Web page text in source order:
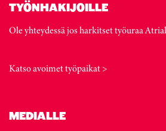
TYÖNHAKIJOILLE
Ole yhteydessä jos harkitset työuraa
Katso avoimet työpaikat >
MEDIALLE